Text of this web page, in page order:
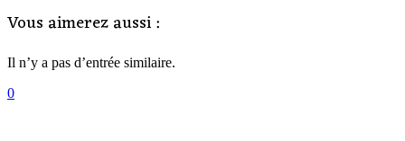
Vous aimerez aussi :
Il n’y a pas d’entrée similaire.
0